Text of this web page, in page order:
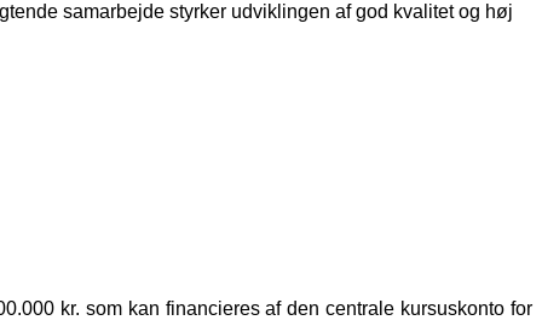
samarbejde styrker udviklingen af god kvalitet og høj
kr. som kan financieres af den centrale kursuskonto for